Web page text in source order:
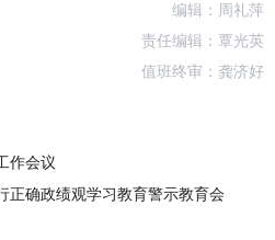
编辑：周礼萍
责任编辑：覃光英
值班终审：龚济好
作会议
正确政绩观学习教育警示教育会